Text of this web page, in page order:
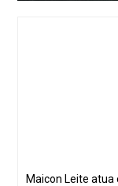
Maicon Leite